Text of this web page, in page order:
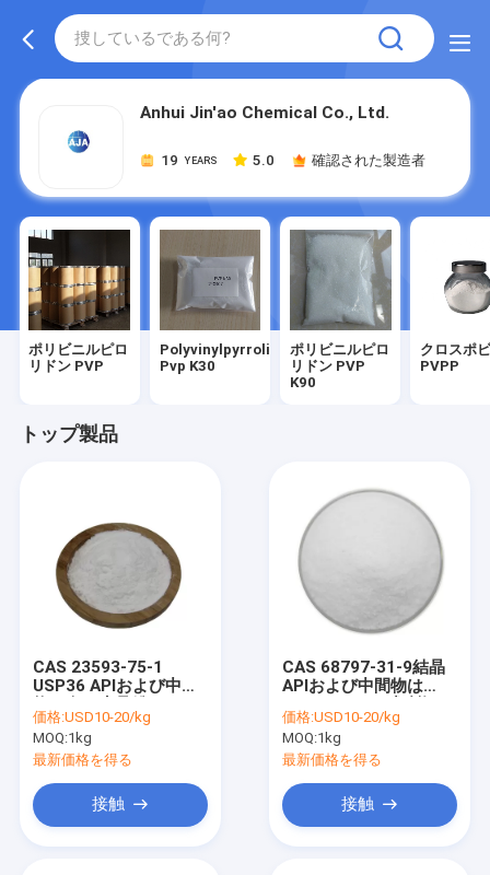
Anhui Jin'ao Chemical Co., Ltd.
19 YEARS 5.0 確認された製造者
ポリビニルピロ
リドン PVP
Polyvinylpyrrolidone
Pvp K30
ポリビニルピロ
リドン PVP
K90
クロスポ
PVPP
トップ製品
CAS 23593-75-1
USP36 APIおよび中間
Clotrimazole
価格:USD10-20/kg
MOQ:1kg
最新価格を得る
接触
CAS 68797-31-9結晶
APIおよび中間物は
粉にする
価格:USD10-20/kg
MOQ:1kg
最新価格を得る
接触